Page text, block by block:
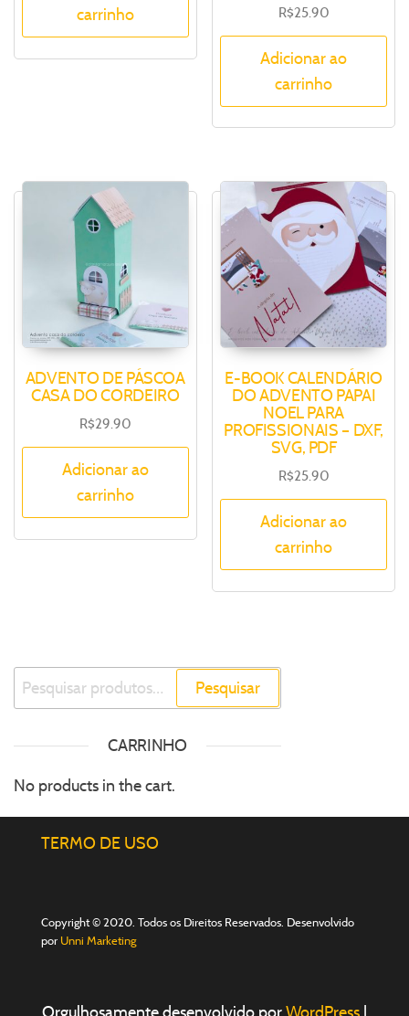
carrinho
R$25.90
Adicionar ao
carrinho
ADVENTO DE PÁSCOA
CASA DO CORDEIRO
R$29.90
Adicionar ao
carrinho
E-BOOK CALENDÁRIO
DO ADVENTO PAPAI
NOEL PARA
PROFISSIONAIS – DXF,
SVG, PDF
R$25.90
Adicionar ao
carrinho
Pesquisar
CARRINHO
No products in the cart.
TERMO DE USO
Copyright © 2020. Todos os Direitos Reservados. Desenvolvido
por Unni Marketing
Orgulhosamente desenvolvido porWordPress |